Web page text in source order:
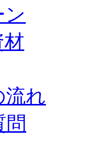
流れ
問